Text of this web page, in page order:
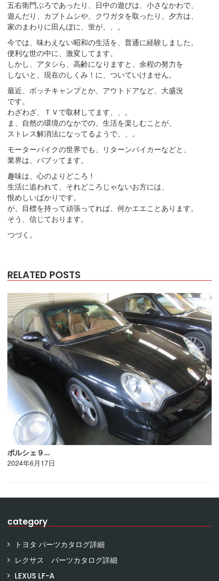
五右衛門ぶろであったり、日中の遊びは、小さなかわで、
遊んだり、カブトムシや、クワガタを取ったり、夕方は、
家のまわりに田んぼに、蛍が、、。
今では、味わえない昭和の生活を、普通に経験しました。
便利な世の中に、激変してます。
しかし、アタシら、高齢になりますと、余程の努力を
しないと、現在のしくみ！に、ついていけません。
最近、ボッチキャンプとか、アウトドアなど、大盛況
です。
わざわざ、ＴＶで取材してます、、。
ま、自然の環境のなかでの、生活を楽しむことが、
ストレス解消法になってるようで、、。
モーターバイクの世界でも、リターンバイカーなどと、
業界は、バブッてます。
趣味は、心のよりどころ！
生活に追われて、それどころじゃないお方には、
恨めしいばかりです。
が、目標を持って頑張ってれば、何かエエことあります。
そう、信じております。
つづく。
RELATED POSTS
ポルシェ９…
2024年6月17日
category
トヨタ パーツカタログ詳細
レクサス パーツカタログ詳細
LEXUS LF-A